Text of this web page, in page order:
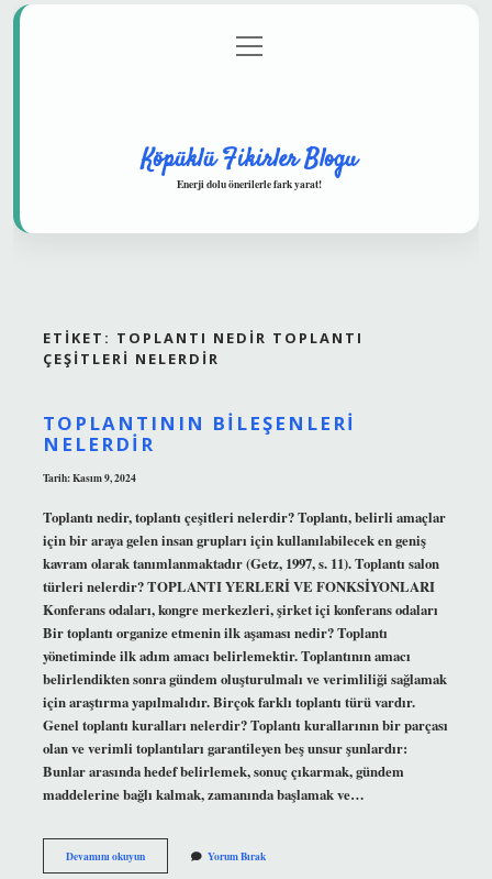
Gizlilik Politikası
menüyü
aç
Köpüklü Fikirler Blogu
Enerji dolu önerilerle fark yarat!
ETIKET: TOPLANTI NEDIR TOPLANTI
ÇEŞITLERI NELERDIR
TOPLANTININ BILEŞENLERI
NELERDIR
Tarih: Kasım 9, 2024
Toplantı nedir, toplantı çeşitleri nelerdir? Toplantı, belirli amaçlar
için bir araya gelen insan grupları için kullanılabilecek en geniş
kavram olarak tanımlanmaktadır (Getz, 1997, s. 11). Toplantı salon
türleri nelerdir? TOPLANTI YERLERİ VE FONKSİYONLARI
Konferans odaları, kongre merkezleri, şirket içi konferans odaları
Bir toplantı organize etmenin ilk aşaması nedir? Toplantı
yönetiminde ilk adım amacı belirlemektir. Toplantının amacı
belirlendikten sonra gündem oluşturulmalı ve verimliliği sağlamak
için araştırma yapılmalıdır. Birçok farklı toplantı türü vardır.
Genel toplantı kuralları nelerdir? Toplantı kurallarının bir parçası
olan ve verimli toplantıları garantileyen beş unsur şunlardır:
Bunlar arasında hedef belirlemek, sonuç çıkarmak, gündem
maddelerine bağlı kalmak, zamanında başlamak ve…
Devamını okuyunToplantının
Bileşenleri
Yorum Bırak